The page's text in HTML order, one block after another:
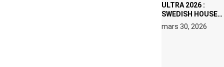
ULTRA 2026 :
SWEDISH HOUSE
MAFIA RETROUVE
ERIC PRYDZ DANS
mars 30, 2026